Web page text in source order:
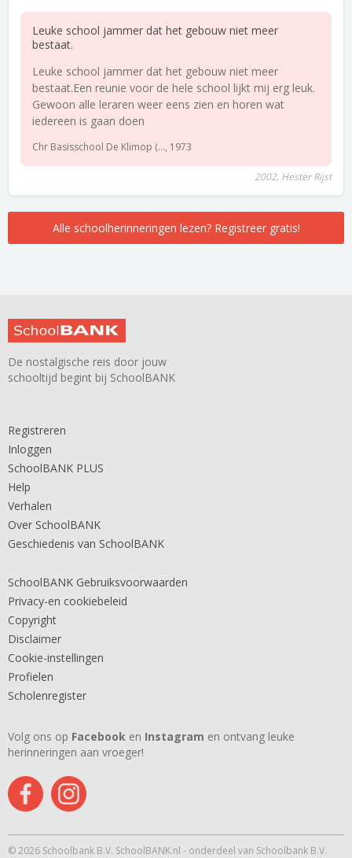
Leuke school jammer dat het gebouw niet meer
bestaat.
Leuke school jammer dat het gebouw niet meer
bestaat.Een reunie voor de hele school lijkt mij erg leuk.
Gewoon alle leraren weer eens zien en horen wat
iedereen is gaan doen
Chr Basisschool De Klimop (..., 1973
2002, Hester Rijst
Alle schoolherinneringen lezen? Registreer gratis!
De nostalgische reis door jouw
schooltijd begint bij SchoolBANK
Registreren
Inloggen
SchoolBANK PLUS
Help
Verhalen
Over SchoolBANK
Geschiedenis van SchoolBANK
SchoolBANK Gebruiksvoorwaarden
Privacy-en cookiebeleid
Copyright
Disclaimer
Cookie-instellingen
Profielen
Scholenregister
Volg ons op Facebook en Instagram en ontvang leuke
herinneringen aan vroeger!
© 2026 Schoolbank B.V. SchoolBANK.nl - onderdeel van Schoolbank B.V.